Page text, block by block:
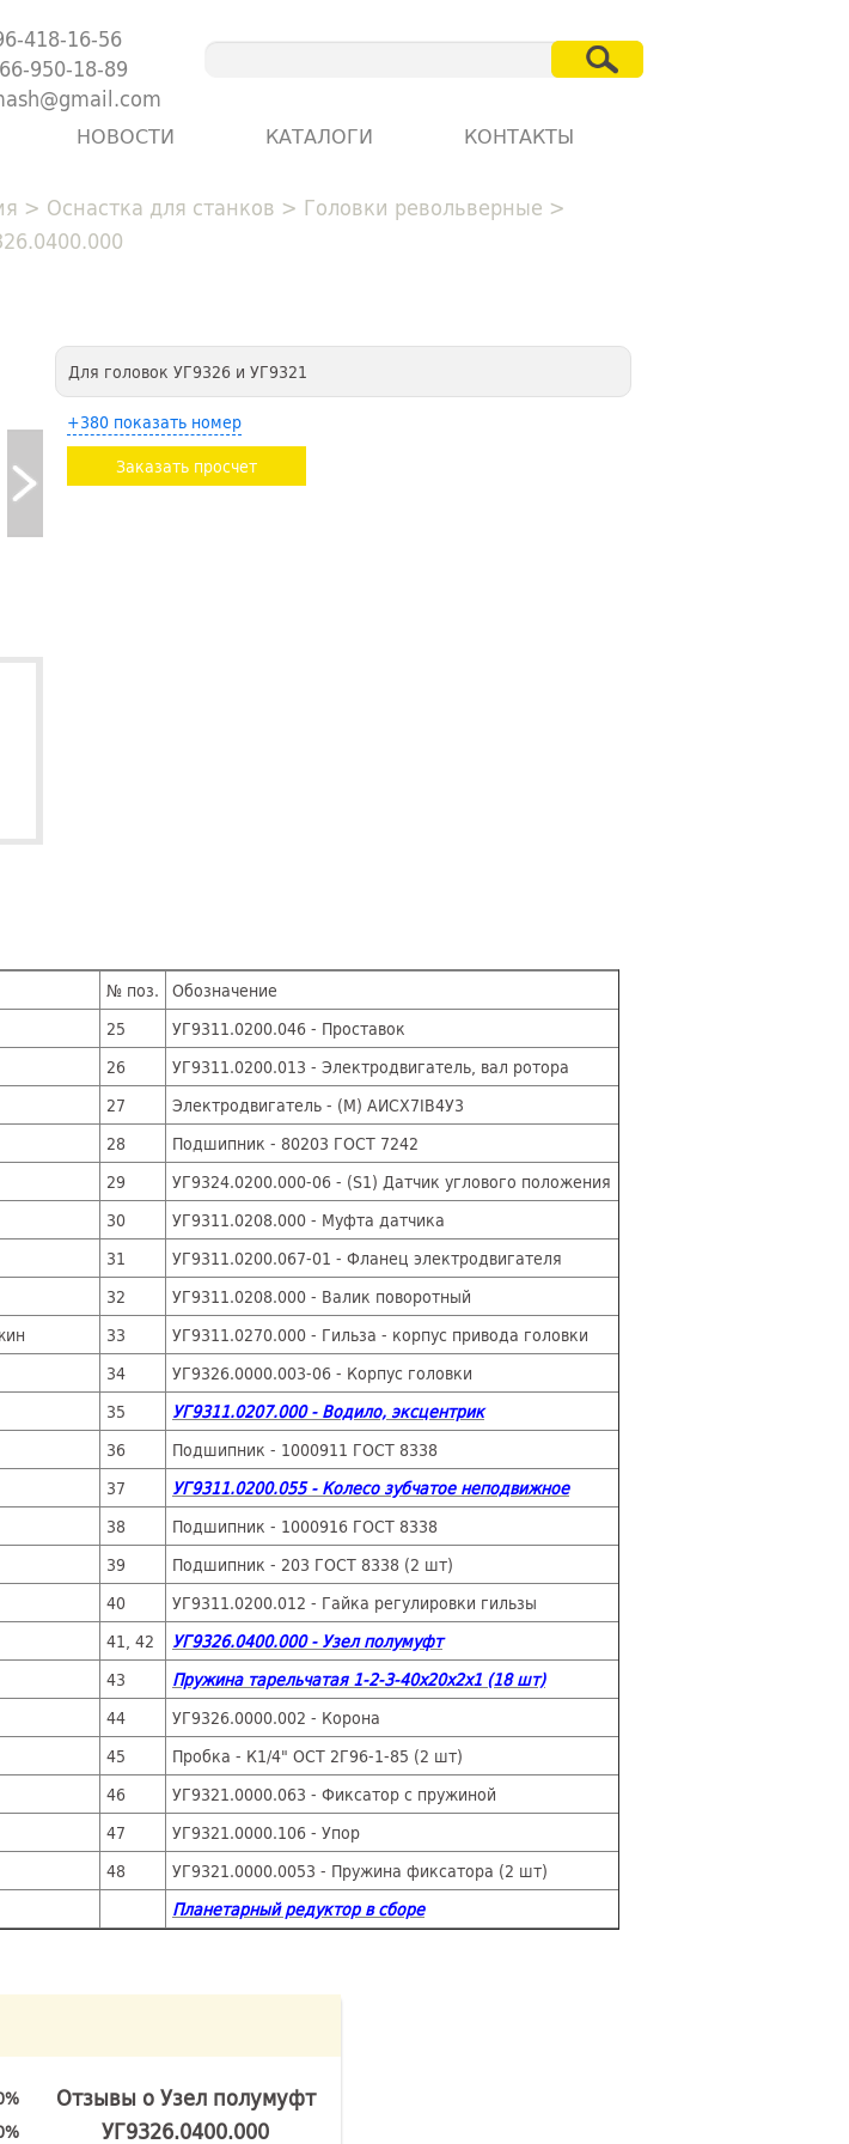
418-16-56
950-18-89
НОВОСТИ КАТАЛОГИ КОНТАКТЫ
> Оснастка для станков > Головки револьверные >
Для головок УГ9326 и УГ9321
+380 показать номер
Заказать просчет
№ поз. Обозначение
25
УГ9311.0200.046 - Проставок
26
УГ9311.0200.013 - Электродвигатель, вал ротора
27
Электродвигатель - (М) АИСХ7IВ4У3
28
Подшипник - 80203 ГОСТ 7242
29
УГ9324.0200.000-06 - (S1) Датчик углового положения
30
УГ9311.0208.000 - Муфта датчика
31
УГ9311.0200.067-01 - Фланец электродвигателя
32
УГ9311.0208.000 - Валик поворотный
33
УГ9311.0270.000 - Гильза - корпус привода головки
34
УГ9326.0000.003-06 - Корпус головки
35
УГ9311.0207.000 - Водило, эксцентрик
36
Подшипник - 1000911 ГОСТ 8338
37
УГ9311.0200.055 - Колесо зубчатое неподвижное
38
Подшипник - 1000916 ГОСТ 8338
39
Подшипник - 203 ГОСТ 8338 (2 шт)
40
УГ9311.0200.012 - Гайка регулировки гильзы
41, 42
УГ9326.0400.000 - Узел полумуфт
43
Пружина тарельчатая 1-2-3-40х20х2х1 (18 шт)
44
УГ9326.0000.002 - Корона
45
Пробка - К1/4" ОСТ 2Г96-1-85 (2 шт)
46
УГ9321.0000.063 - Фиксатор с пружиной
47
УГ9321.0000.106 - Упор
48
УГ9321.0000.0053 - Пружина фиксатора (2 шт)
Планетарный редуктор в сборе
Отзывы о Узел полумуфт
УГ9326.0400.000